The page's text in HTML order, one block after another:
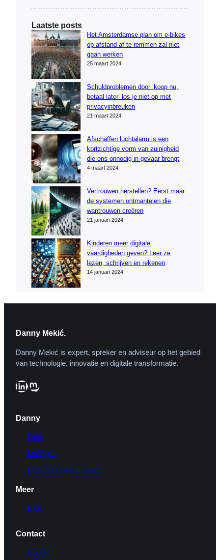
Laatste posts
Het Amsterdamse plan om e-bikes
op afstand af te remmen zal niet
gaan werken
25 maart 2024
Schuldproblemen door ‘koop nu,
betaal later’ los je niet op met
privacyinbreuken
21 maart 2024
Afschaffen luchtalarm is een
kortzichtige vorm van zuinigheid
die ons onnodig in gevaar brengt
4 maart 2024
Vertrouwen herstellen? Eerst maar
de systemen ontmantelen die
wantrouwen creëren
21 januari 2024
Kinderen meer digitale
vaardigheden geven? Leer ze
lezen, schrijven en rekenen
14 januari 2024
Danny Mekić.
Danny Mekić is expert, spreker en adviseur op het gebied
van technologie, innovatie en digitale transformatie.
LinkedIn Mastodon
Danny
Over
Lezingen
Dagvoorzitterschappen
Meer
Blog
Contact
Contact